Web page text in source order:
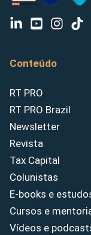
Conteúdo
RT PRO
RT PRO Brazil
Newsletter
Revista
Tax Capital
Colunistas
E-books e
Cursos e
Vídeos e